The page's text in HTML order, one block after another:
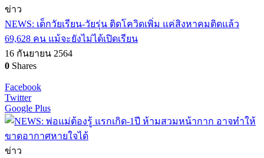
ข่าว
NEWS: เด็กวัยเรียน-วัยรุ่น ติดโควิดเพิ่ม แค่สิงหาคมติดแล้ว
69,628 คน แม้จะยังไม่ได้เปิดเรียน
16 กันยายน 2564
0 Shares
Facebook
Twitter
Google Plus
ข่าว